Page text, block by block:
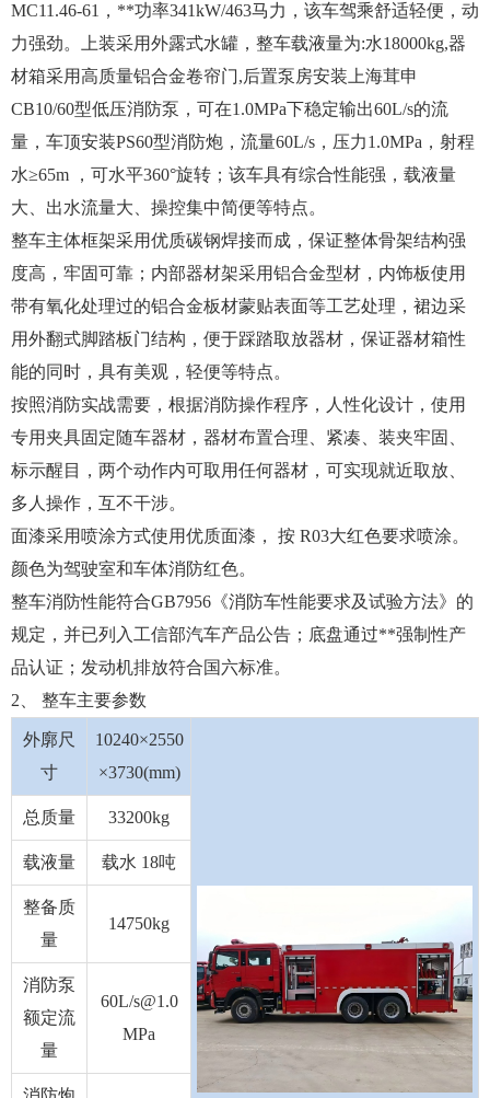
MC11.46-61，**功率341kW/463马力，该车驾乘舒适轻便，动
力强劲。上装采用外露式水罐，整车载液量为:水18000kg,器
材箱采用高质量铝合金卷帘门,后置泵房安装上海茸申
CB10/60型低压消防泵，可在1.0MPa下稳定输出60L/s的流
量，车顶安装PS60型消防炮，流量60L/s，压力1.0MPa，射程
水≥65m ，可水平360°旋转；该车具有综合性能强，载液量
大、出水流量大、操控集中简便等特点。
整车主体框架采用优质碳钢焊接而成，保证整体骨架结构强
度高，牢固可靠；内部器材架采用铝合金型材，内饰板使用
带有氧化处理过的铝合金板材蒙贴表面等工艺处理，裙边采
用外翻式脚踏板门结构，便于踩踏取放器材，保证器材箱性
能的同时，具有美观，轻便等特点。
按照消防实战需要，根据消防操作程序，人性化设计，使用
专用夹具固定随车器材，器材布置合理、紧凑、装夹牢固、
标示醒目，两个动作内可取用任何器材，可实现就近取放、
多人操作，互不干涉。
面漆采用喷涂方式使用优质面漆， 按 R03大红色要求喷涂。
颜色为驾驶室和车体消防红色。
整车消防性能符合GB7956《消防车性能要求及试验方法》的
规定，并已列入工信部汽车产品公告；底盘通过**强制性产
品认证；发动机排放符合国六标准。
2、 整车主要参数
外廓尺
寸
10240×2550
×3730(mm)
总质量 33200kg
载液量 载水 18吨
整备质
量
14750kg
消防泵
额定流
量
60L/s@1.0
MPa